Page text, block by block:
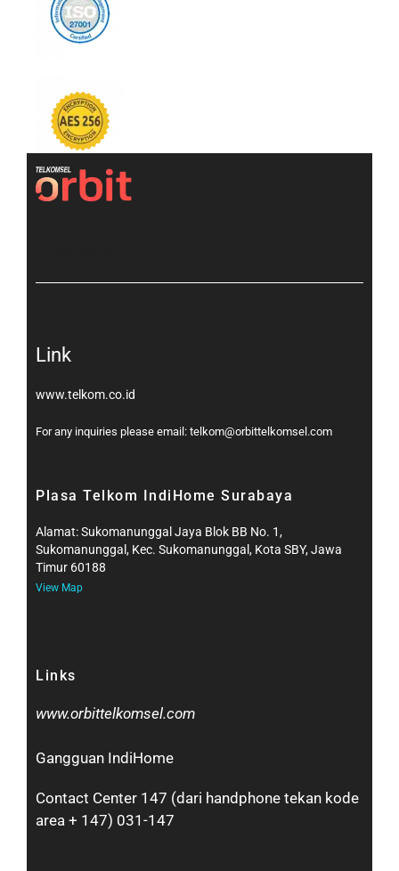
Link
www.telkom.co.id
For any inquiries please email: telkom@orbittelkomsel.com
Plasa Telkom IndiHome Surabaya
Alamat: Sukomanunggal Jaya Blok BB No. 1,
Sukomanunggal, Kec. Sukomanunggal, Kota SBY, Jawa
Timur 60188
View Map
Links
www.orbittelkomsel.com
Gangguan IndiHome
Contact Center 147 (dari handphone tekan kode
area + 147) 031-147